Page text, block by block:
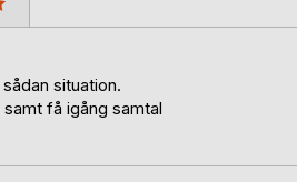
situation.
få igång samtal